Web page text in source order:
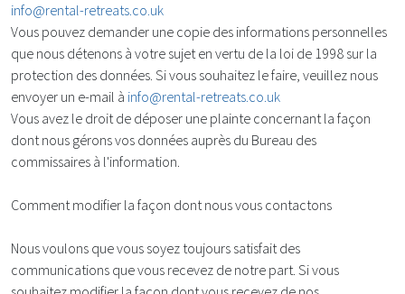
info@rental-retreats.co.uk
Vous pouvez demander une copie des informations personnelles
que nous détenons à votre sujet en vertu de la loi de 1998 sur la
protection des données. Si vous souhaitez le faire, veuillez nous
envoyer un e-mail à info@rental-retreats.co.uk
Vous avez le droit de déposer une plainte concernant la façon
dont nous gérons vos données auprès du Bureau des
commissaires à l'information.
Comment modifier la façon dont nous vous contactons
Nous voulons que vous soyez toujours satisfait des
communications que vous recevez de notre part. Si vous